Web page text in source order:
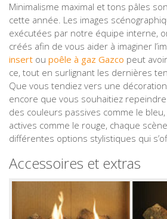
Minimalisme maximal et tons pâles
cette année. Les images
exécutées par notre équipe interne,
créés afin de vous aider à imaginer
insert ou poêle à gaz Gazco peut
ce, tout en surlignant les dernières
Que vous tendiez vers une
encore que vous souhaitiez
des couleurs passives comme le
actives comme le rouge, chaque
différentes options stylistiques qui
Accessoires et extras